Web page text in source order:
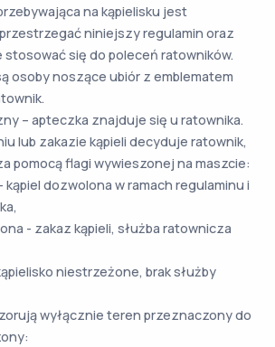
na kąpielisku jest
niniejszy regulamin oraz
się do poleceń ratowników.
osoby noszące ubiór z emblematem
– apteczka znajduje się u ratownika.
lub zakazie kąpieli decyduje ratownik,
pomocą flagi wywieszonej na maszcie:
kąpiel dozwolona w ramach regulaminu i
- zakaz kąpieli, służba ratownicza
niestrzeżone, brak służby
wyłącznie teren przeznaczony do